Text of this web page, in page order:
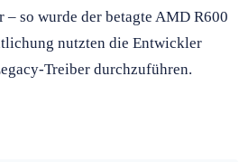
so wurde der betagte AMD R600
nutzten die Entwickler
Treiber durchzuführen.